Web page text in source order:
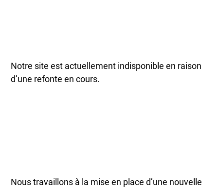
Notre site est actuellement indisponible en raison
d’une refonte en cours.
Nous travaillons à la mise en place d’une nouvelle